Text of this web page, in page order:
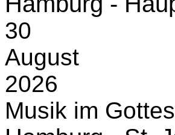
30
August
2026
Musik im